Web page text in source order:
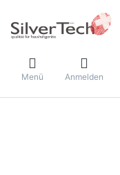
Menü Anmelden